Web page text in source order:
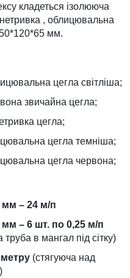
кладеться ізолююча
, облицювальна
мм.
цегла світліша;
звичайна цегла;
цегла;
цегла темніша;
цегла червона;
мм – 24 м/п
мм – 6 шт. по 0,25 м/п
в мангал під сітку)
(стягуюча над